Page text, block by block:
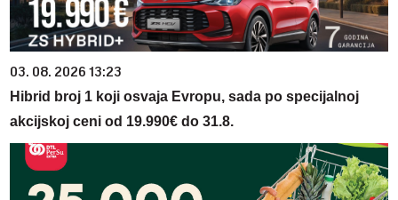
03. 08. 2026 13:23
Hibrid broj 1 koji osvaja Evropu, sada po specijalnoj
akcijskoj ceni od 19.990€ do 31.8.